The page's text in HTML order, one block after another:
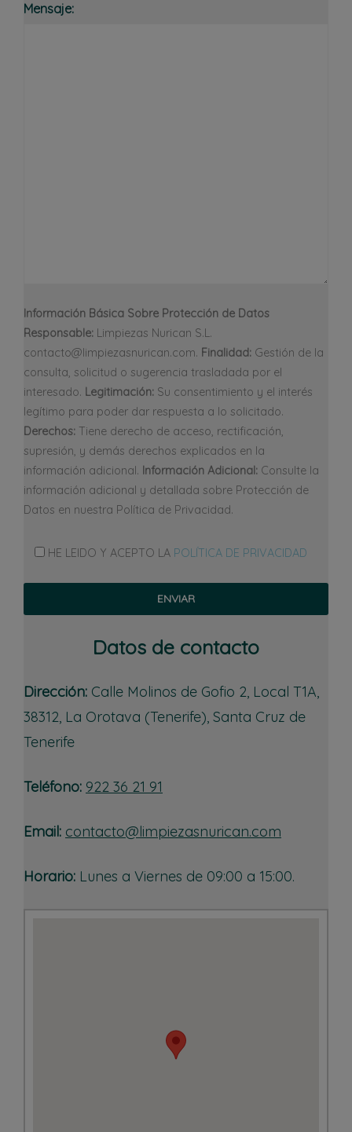
Mensaje:
Información Básica Sobre Protección de Datos
Responsable: Limpiezas Nurican S.L.
contacto@limpiezasnurican.com. Finalidad: Gestión de la
consulta, solicitud o sugerencia trasladada por el
interesado. Legitimación: Su consentimiento y el interés
legítimo para poder dar respuesta a lo solicitado.
Derechos: Tiene derecho de acceso, rectificación,
supresión, y demás derechos explicados en la
información adicional. Información Adicional: Consulte la
información adicional y detallada sobre Protección de
Datos en nuestra Política de Privacidad.
HE LEIDO Y ACEPTO LA POLÍTICA DE PRIVACIDAD
Datos de contacto
Dirección: Calle Molinos de Gofio 2, Local T1A,
38312, La Orotava (Tenerife), Santa Cruz de
Tenerife
Teléfono: 922 36 21 91
Email: contacto@limpiezasnurican.com
Horario: Lunes a Viernes de 09:00 a 15:00.